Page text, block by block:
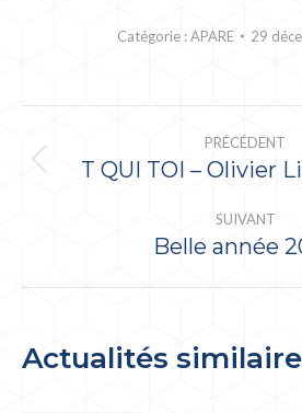
Catégorie :APARE 29
ARTICLE
PRÉCÉDENT
Article
T QUI TOI – Olivier
SUIVANT
Article
Belle année
Actualités